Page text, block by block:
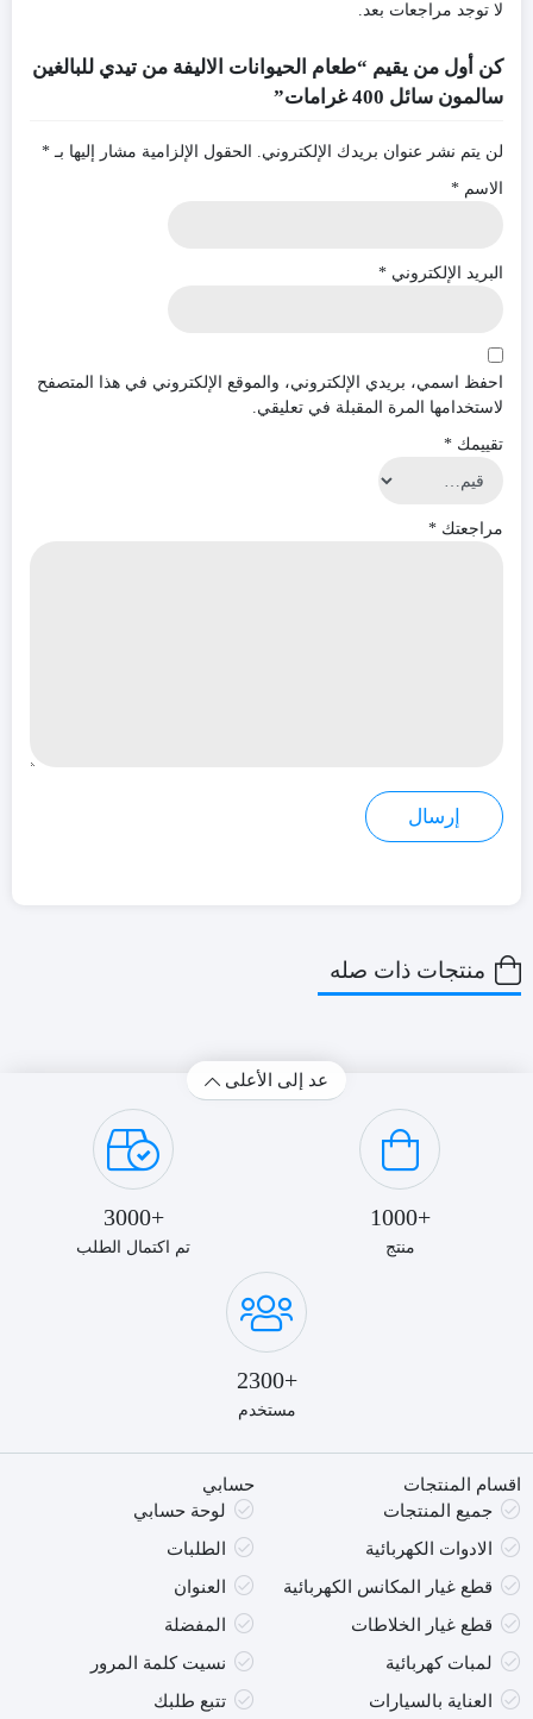
لا توجد مراجعات بعد.
كن أول من يقيم “طعام الحيوانات الاليفة من تيدي للبالغين
سالمون سائل 400 غرامات”
لن يتم نشر عنوان بريدك الإلكتروني. الحقول الإلزامية مشار إليها بـ *
الاسم *
البريد الإلكتروني *
احفظ اسمي، بريدي الإلكتروني، والموقع الإلكتروني في هذا المتصفح
لاستخدامها المرة المقبلة في تعليقي.
تقييمك *
مراجعتك *
منتجات ذات صله
عد إلى الأعلى
+1000
منتج
+3000
تم اكتمال الطلب
+2300
مستخدم
اقسام المنتجات
جميع المنتجات
الادوات الكهربائية
قطع غيار المكانس الكهربائية
قطع غيار الخلاطات
لمبات كهربائية
العناية بالسيارات
حسابي
لوحة حسابي
الطلبات
العنوان
المفضلة
نسيت كلمة المرور
تتبع طلبك